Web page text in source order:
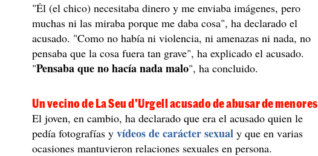
"Él (el chico) necesitaba dinero y me enviaba imágenes, pero
muchas ni las miraba porque me daba cosa", ha declarado el
acusado. "Como no había ni violencia, ni amenazas ni nada, no
pensaba que la cosa fuera tan grave", ha explicado el acusado.
"Pensaba que no hacía nada malo", ha concluido.
Un vecino de La Seu d'Urgell acusado de abusar de menores
El joven, en cambio, ha declarado que era el acusado quien le
pedía fotografías yvídeos de carácter sexual y que en varias
ocasiones mantuvieron relaciones sexuales en persona.